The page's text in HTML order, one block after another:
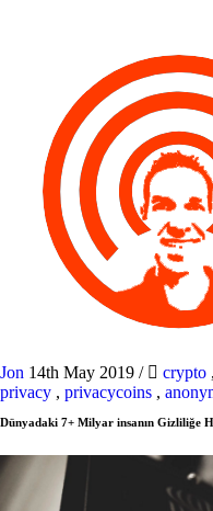
Jon 14th May 2019 / crypto ,
privacy , privacycoins ,
Dünyadaki 7+ Milyar insanın Gizliliğe